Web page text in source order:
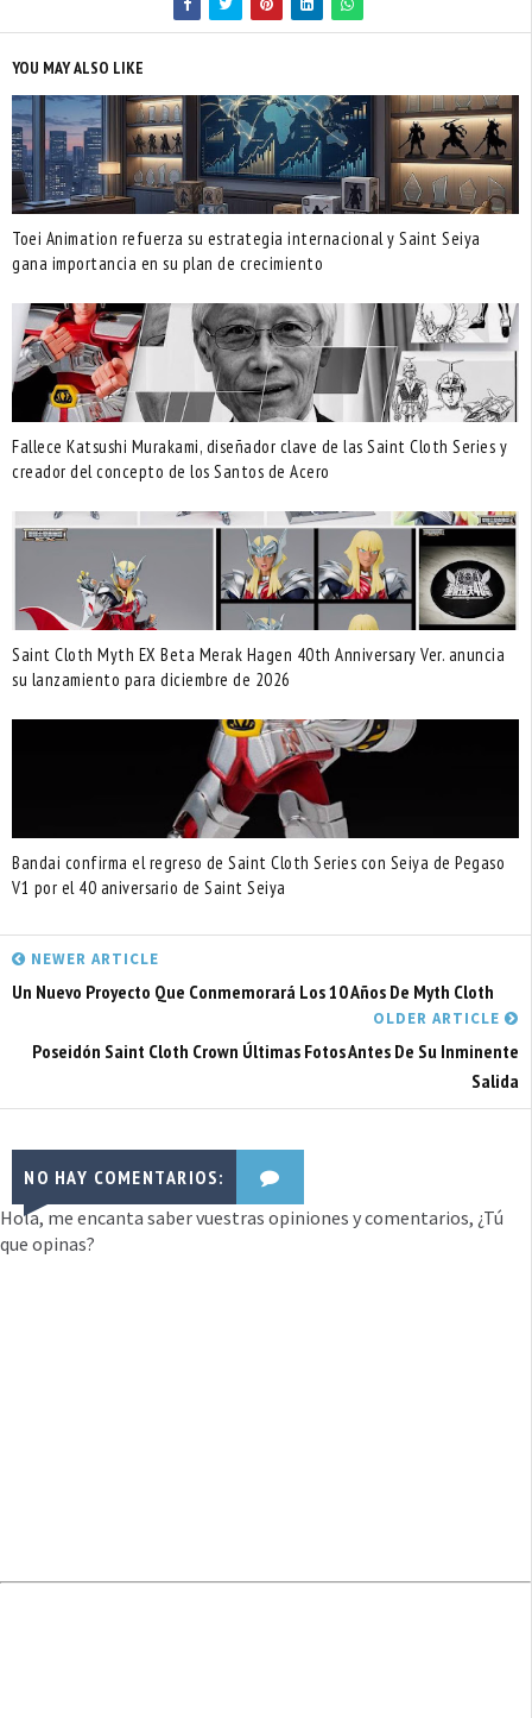
YOU MAY ALSO LIKE
Toei Animation refuerza su estrategia internacional y Saint Seiya
gana importancia en su plan de crecimiento
Fallece Katsushi Murakami, diseñador clave de las Saint Cloth Series y
creador del concepto de los Santos de Acero
Saint Cloth Myth EX Beta Merak Hagen 40th Anniversary Ver. anuncia
su lanzamiento para diciembre de 2026
Bandai confirma el regreso de Saint Cloth Series con Seiya de Pegaso
V1 por el 40 aniversario de Saint Seiya
NEWER ARTICLE
Un Nuevo Proyecto Que Conmemorará Los 10 Años De Myth Cloth
OLDER ARTICLE
Poseidón Saint Cloth Crown Últimas Fotos Antes De Su Inminente
Salida
NO HAY COMENTARIOS:
Hola, me encanta saber vuestras opiniones y comentarios, ¿Tú
que opinas?